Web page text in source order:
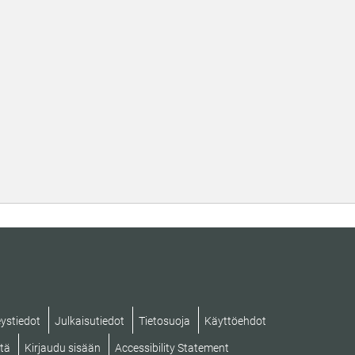
Julkaisutiedot Tietosuoja Käyttöehdot
Kirjaudu sisään Accessibility Statement